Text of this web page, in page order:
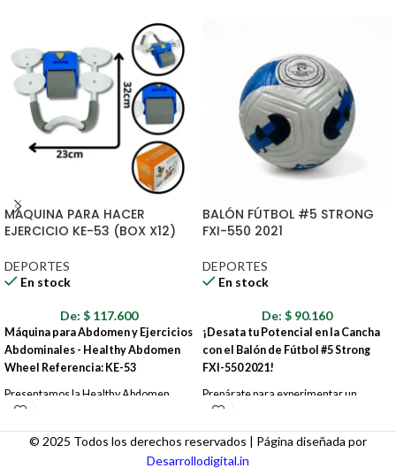
MÁQUINA PARA HACER
EJERCICIO KE-53 (BOX X12)
DEPORTES
En stock
De: $ 117.600
Máquina para Abdomen y Ejercicios
Abdominales - Healthy Abdomen
Wheel Referencia: KE-53
Presentamos la Healthy Abdomen
Wheel, un rodillo abdominal de alta
ingeniería diseñado para un
entrenamiento de núcleo completo.
Este dispositivo de ejercicio compacto y
BALÓN FÚTBOL #5 STRONG
FXI-550 2021
DEPORTES
En stock
De: $ 90.160
¡Desata tu Potencial en la Cancha
con el Balón de Fútbol #5 Strong
FXI-550 2021!
Prepárate para experimentar un
rendimiento superior y un control
excepcional con el balón de fútbol #5
Strong FXI-550 2021. Diseñado con
precisión y fabricado con materiales de
© 2025 Todos los derechos reservados | Página diseñada por
Desarrollodigital.in